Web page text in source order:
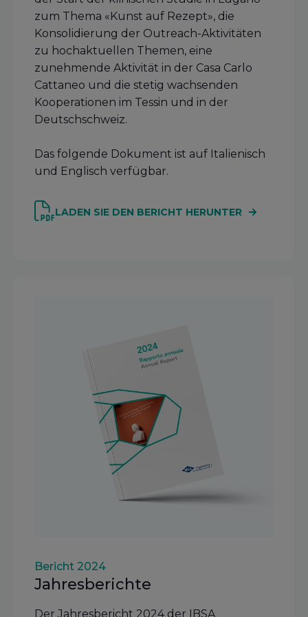
zum Thema «Kunst auf Rezept», die
Konsolidierung der Outreach-Aktivitäten
zu hochaktuellen Themen, eine
zunehmende Aktivität in der Casa Carlo
Cattaneo und die stetig wachsenden
Kooperationen im Tessin und in der
Deutschschweiz.
Das folgende Dokument ist auf Italienisch
und Englisch verfügbar.
LADEN SIE DEN BERICHT HERUNTER
Bericht 2024
Jahresberichte
Der Jahresbericht 2024 der IBSA